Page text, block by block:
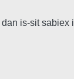
is-sit sabiex